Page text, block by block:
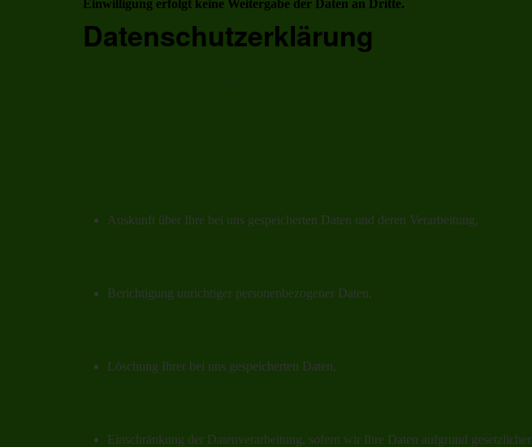
Einwilligung erfolgt keine Weitergabe der Daten an Dritte.
Datenschutzerklärung
Auskunft über Ihre bei uns gespeicherten Daten und deren Verarbeitung,
Berichtigung unrichtiger personenbezogener Daten,
Löschung Ihrer bei uns gespeicherten Daten,
Einschränkung der Datenverarbeitung, sofern wir Ihre Daten aufgrund gesetzlicher